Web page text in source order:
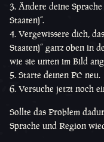
Ändere deine
Staaten)“.
Vergewissere dich,
Staaten)“ ganz oben in
wie sie unten im Bild
Starte deinen PC neu.
Versuche jetzt noch
Sollte das Problem
Sprache und Region